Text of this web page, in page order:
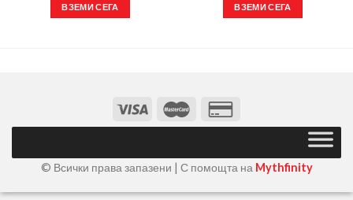
ВЗЕМИ СЕГА ВЗЕМИ СЕГА
© Всички права запазени | С помощта на Mythfinity